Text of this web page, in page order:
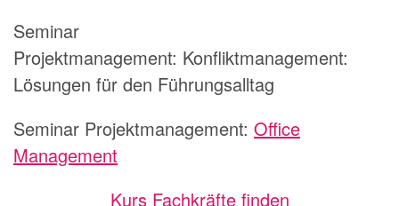
Seminar
Projektmanagement: Konfliktmanagement:
Lösungen für den Führungsalltag
Seminar Projektmanagement: Office
Management
Kurs Fachkräfte finden